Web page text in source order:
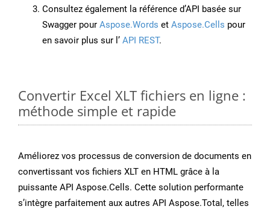
Consultez également la référence d’API basée sur
Swagger pour Aspose.Words et Aspose.Cells pour
en savoir plus sur l’ API REST.
Convertir Excel XLT fichiers en ligne :
méthode simple et rapide
Améliorez vos processus de conversion de documents en
convertissant vos fichiers XLT en HTML grâce à la
puissante API Aspose.Cells. Cette solution performante
s’intègre parfaitement aux autres API Aspose.Total, telles